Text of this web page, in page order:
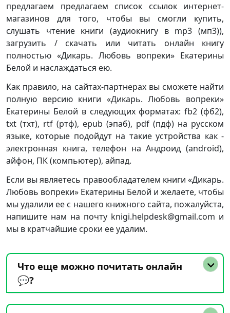
предлагаем предлагаем список ссылок интернет-
магазинов для того, чтобы вы смогли купить,
слушать чтение книги (аудиокнигу в mp3 (мп3)),
загрузить / скачать или читать онлайн книгу
полностью «Дикарь. Любовь вопреки» Екатерины
Белой и наслаждаться ею.
Как правило, на сайтах-партнерах вы сможете найти
полную версию книги «Дикарь. Любовь вопреки»
Екатерины Белой в следующих форматах: fb2 (фб2),
txt (тхт), rtf (ртф), epub (эпаб), pdf (пдф) на русском
языке, которые подойдут на такие устройства как -
электронная книга, телефон на Андроид (android),
айфон, ПК (компьютер), айпад.
Если вы являетесь правообладателем книги «Дикарь.
Любовь вопреки» Екатерины Белой и желаете, чтобы
мы удалили ее с нашего книжного сайта, пожалуйста,
напишите нам на почту knigi.helpdesk@gmail.com и
мы в кратчайшие сроки ее удалим.
Что еще можно почитать онлайн
💬?